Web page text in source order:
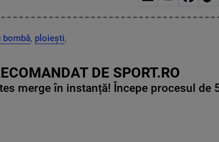
bombă, ploiești,
DE SPORT.RO
merge în instanță! Începe procesul de